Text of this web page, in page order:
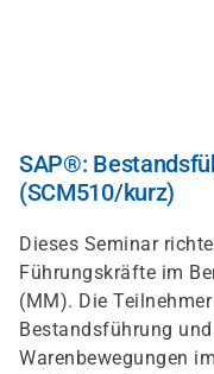
SAP®:
(SCM510/kurz)
Dieses Seminar
Führungskräfte im
(MM). Die
Bestandsführung
Warenbewegungen